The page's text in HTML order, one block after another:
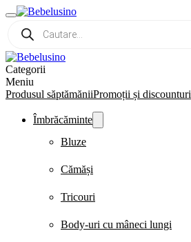
search
Categorii
Meniu
Produsul săptămăniiPromoții și discounturi
Îmbrăcăminte
Bluze
Cămăși
Tricouri
Body-uri cu mâneci lungi